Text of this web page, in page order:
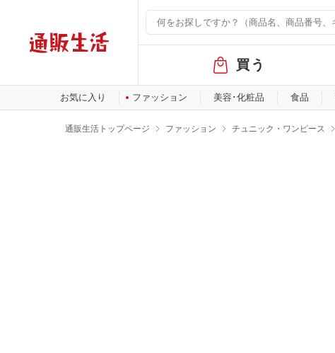
バ
ル
メ
買う
お気に入り ファッション 美容･化粧品 食品
通販生活トップページ ファッション チュニック・ワンピース